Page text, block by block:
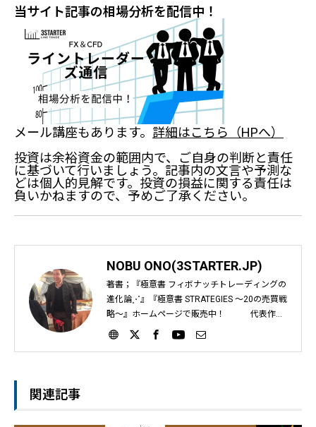
当サイト記事の相場分析を配信中！
メール講座もあります。 詳細はこちら（HPへ）
投資は余裕資金の範囲内で、ご自身の判断と責任
に基づいて行いましょう。記事内の文言や予測な
どは個人的見解です。投資の損益に関する責任は
負いかねますので、予めご了承ください。
NOBU ONO(3STARTER.JP)
著書；『極意書 フィボナッチトレーディングの
進化論⋰』『極意書 STRATEGIES ～20の売買戦
略～』ホームページで販売中！ 代表作；
『フィボナッチ大事典』『ギャン大事典』『時
関連記事